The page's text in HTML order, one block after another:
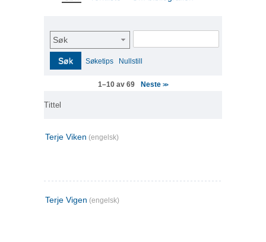
Søk
Søk Søketips Nullstill
1–10 av 69 Neste>>
Tittel
Terje Viken (engelsk)
Terje Vigen (engelsk)